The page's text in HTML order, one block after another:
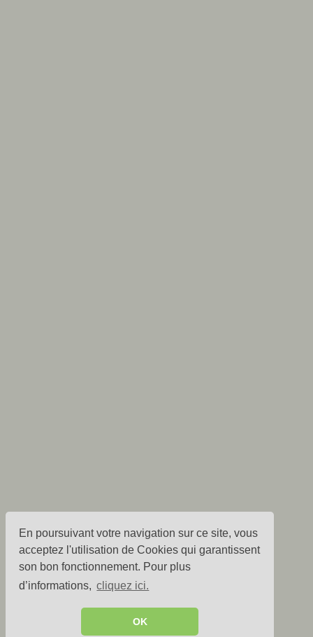
En poursuivant votre navigation sur ce site, vous
acceptez l'utilisation de Cookies qui garantissent
son bon fonctionnement. Pour plus
d’informations, cliquez ici.
OK